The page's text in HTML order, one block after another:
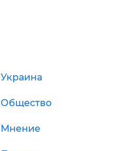
Украина
Общество
Мнение